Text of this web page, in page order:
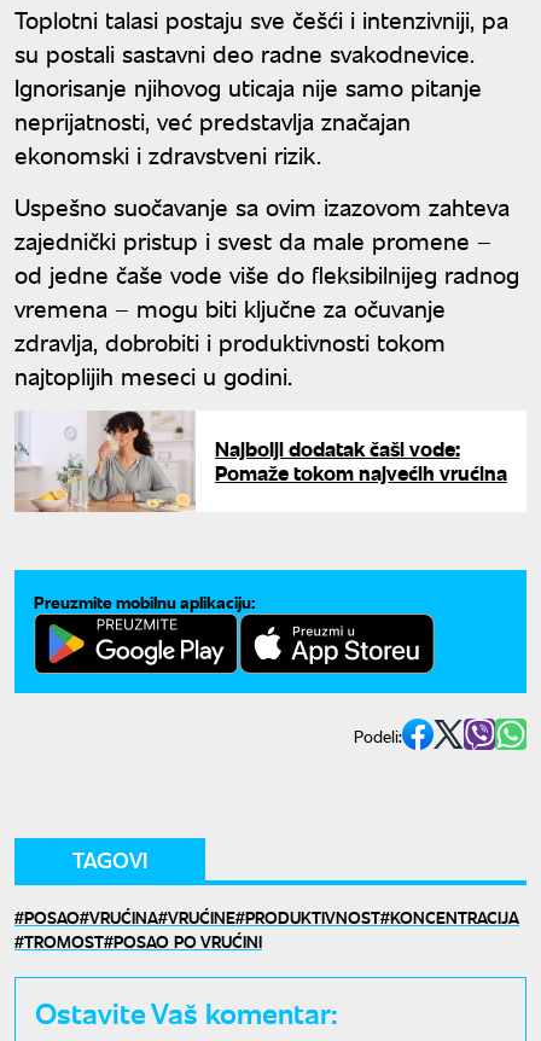
Toplotni talasi postaju sve češći i intenzivniji, pa
su postali sastavni deo radne svakodnevice.
Ignorisanje njihovog uticaja nije samo pitanje
neprijatnosti, već predstavlja značajan
ekonomski i zdravstveni rizik.
Uspešno suočavanje sa ovim izazovom zahteva
zajednički pristup i svest da male promene –
od jedne čaše vode više do fleksibilnijeg radnog
vremena – mogu biti ključne za očuvanje
zdravlja, dobrobiti i produktivnosti tokom
najtoplijih meseci u godini.
Najbolji dodatak čaši vode:
Pomaže tokom najvećih vrućina
Preuzmite mobilnu aplikaciju:
Podeli:
TAGOVI
POSAO VRUĆINA VRUĆINE PRODUKTIVNOST KONCENTRACIJA
TROMOST POSAO PO VRUĆINI
Ostavite Vaš komentar: